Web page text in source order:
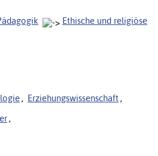
Ethische und religiöse
, Erziehungswissenschaft ,
,